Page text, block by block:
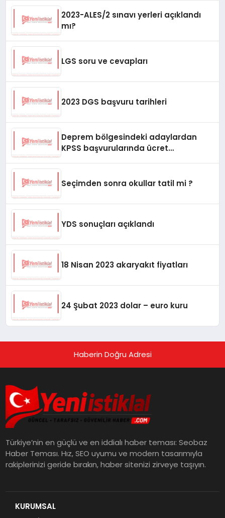
2023-ALES/2 sınavı yerleri açıklandı
mı?
LGS soru ve cevapları
2023 DGS başvuru tarihleri
Deprem bölgesindeki adaylardan
KPSS başvurularında ücret
Seçimden sonra okullar tatil mi ?
YDS sonuçları açıklandı
18 Nisan 2023 akaryakıt fiyatları
24 Şubat 2023 dolar – euro kuru
Haberin Doğru Adresi
Türkiye’nin en güçlü ve en iddialı haber teması: Seobaz
Haber Teması. Hız, SEO uyumu ve modern tasarımıyla
rakiplerinizi geride bırakın, haber sitenizi zirveye taşıyın.
KURUMSAL